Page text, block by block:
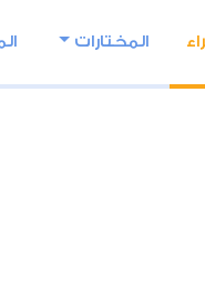
المختارات